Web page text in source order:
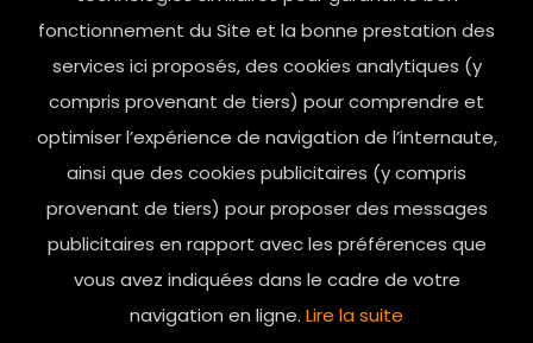
fonctionnement du Site et la bonne prestation des
services ici proposés, des cookies analytiques (y
compris provenant de tiers) pour comprendre et
optimiser l’expérience de navigation de l’internaute,
ainsi que des cookies publicitaires (y compris
provenant de tiers) pour proposer des messages
publicitaires en rapport avec les préférences que
vous avez indiquées dans le cadre de votre
navigation en ligne. Lire la suite
01.42.72.42.51